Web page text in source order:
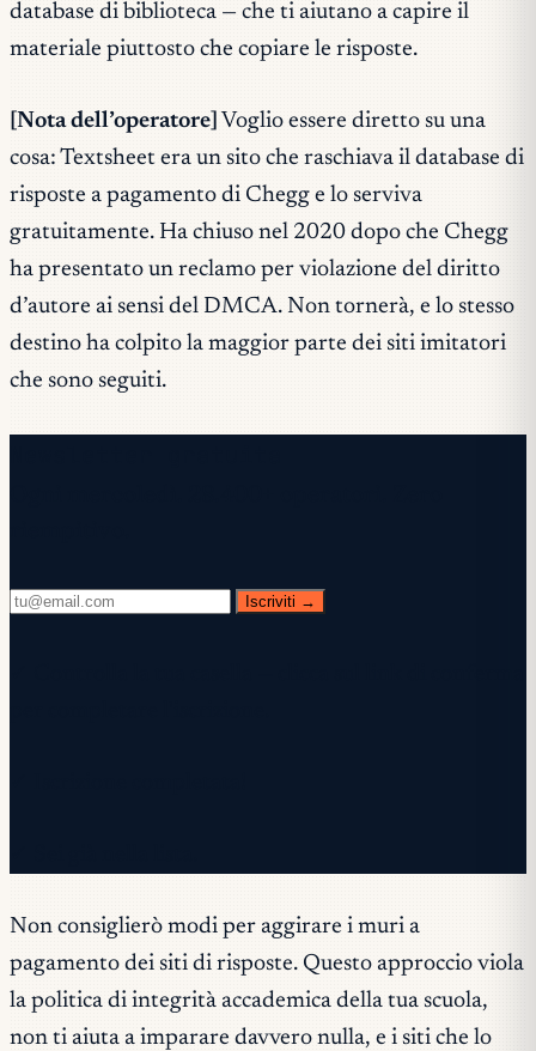
database di biblioteca — che ti aiutano a capire il
materiale piuttosto che copiare le risposte.
[Nota dell’operatore] Voglio essere diretto su una
cosa: Textsheet era un sito che raschiava il database di
risposte a pagamento di Chegg e lo serviva
gratuitamente. Ha chiuso nel 2020 dopo che Chegg
ha presentato un reclamo per violazione del diritto
d’autore ai sensi del DMCA. Non tornerà, e lo stesso
destino ha colpito la maggior parte dei siti imitatori
che sono seguiti.
Iscriviti →
Non consiglierò modi per aggirare i muri a
pagamento dei siti di risposte. Questo approccio viola
la politica di integrità accademica della tua scuola,
non ti aiuta a imparare davvero nulla, e i siti che lo